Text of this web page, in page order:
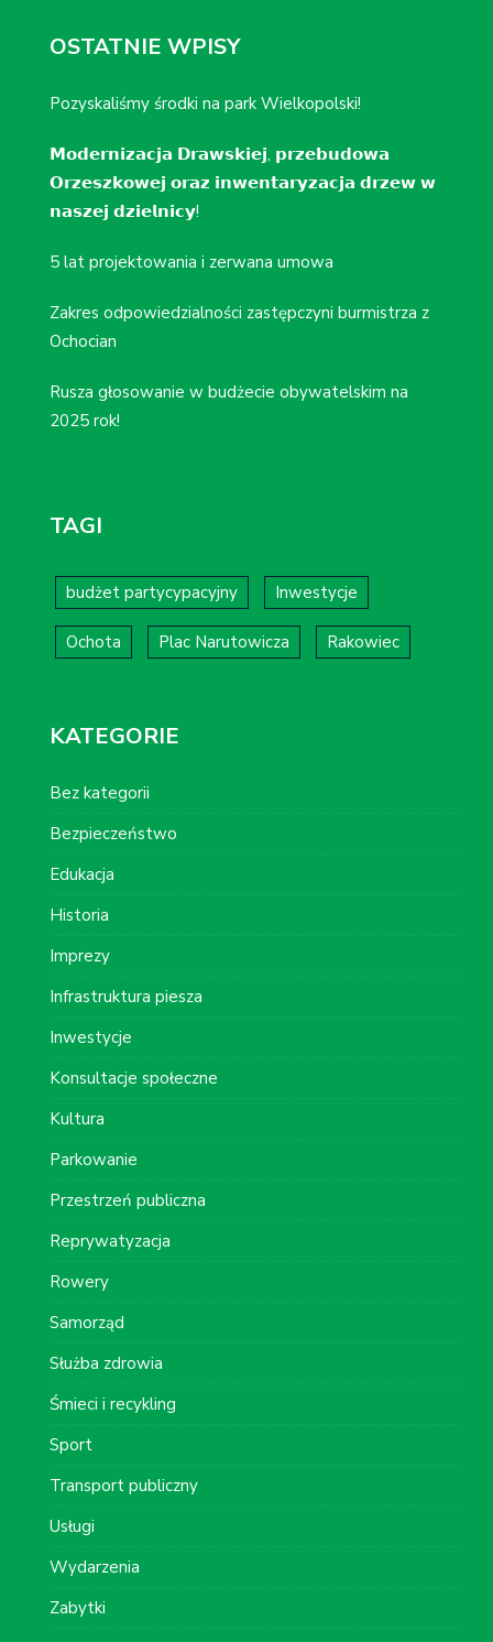
OSTATNIE WPISY
Pozyskaliśmy środki na park Wielkopolski!
𝗠𝗼𝗱𝗲𝗿𝗻𝗶𝘇𝗮𝗰𝗷𝗮 𝗗𝗿𝗮𝘄𝘀𝗸𝗶𝗲𝗷, 𝗽𝗿𝘇𝗲𝗯𝘂𝗱𝗼𝘄𝗮
𝗢𝗿𝘇𝗲𝘀𝘇𝗸𝗼𝘄𝗲𝗷 𝗼𝗿𝗮𝘇 𝗶𝗻𝘄𝗲𝗻𝘁𝗮𝗿𝘆𝘇𝗮𝗰𝗷𝗮 𝗱𝗿𝘇𝗲𝘄 𝘄
𝗻𝗮𝘀𝘇𝗲𝗷 𝗱𝘇𝗶𝗲𝗹𝗻𝗶𝗰𝘆!
5 lat projektowania i zerwana umowa
Zakres odpowiedzialności zastępczyni burmistrza z
Ochocian
Rusza głosowanie w budżecie obywatelskim na
2025 rok!
TAGI
budżet partycypacyjny Inwestycje
Ochota Plac Narutowicza Rakowiec
KATEGORIE
Bez kategorii
Bezpieczeństwo
Edukacja
Historia
Imprezy
Infrastruktura piesza
Inwestycje
Konsultacje społeczne
Kultura
Parkowanie
Przestrzeń publiczna
Reprywatyzacja
Rowery
Samorząd
Służba zdrowia
Śmieci i recykling
Sport
Transport publiczny
Usługi
Wydarzenia
Zabytki